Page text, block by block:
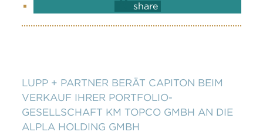
share
LUPP + PARTNER BERÄT CAPITON BEIM
VERKAUF IHRER PORTFOLIO-
GESELLSCHAFT KM TOPCO GMBH AN DIE
ALPLA HOLDING GMBH